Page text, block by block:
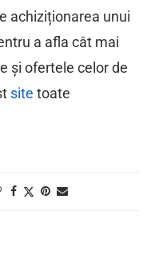
achiziționarea unui
a afla cât mai
și ofertele celor de
site toate